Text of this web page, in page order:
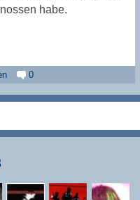
habe.
0